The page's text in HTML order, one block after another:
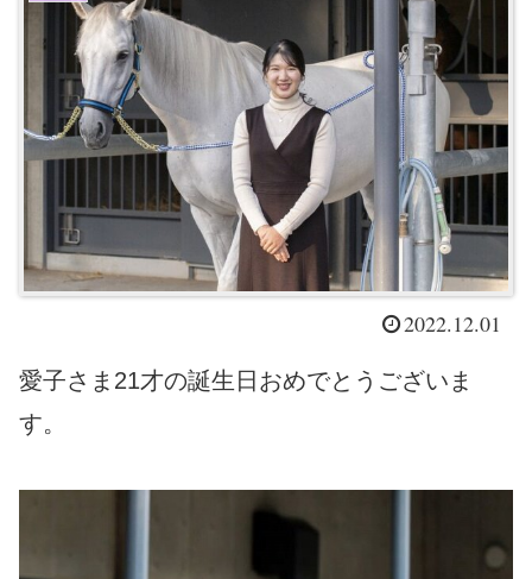
2022.12.01
愛子さま21才の誕生日おめでとうございま
す。